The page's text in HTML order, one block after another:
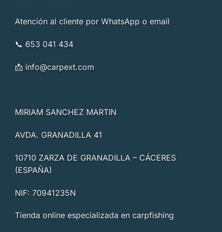
Atención al cliente por WhatsApp o email
📞 653 041 434
📩 info@carpext.com
MIRIAM SANCHEZ MARTIN
AVDA. GRANADILLA 41
10710 ZARZA DE GRANADILLA – CÁCERES
(ESPAÑA)
NIF: 70941235N
Tienda online especializada en carpfishing